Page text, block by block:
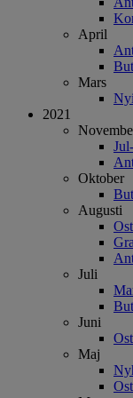
April
Mars
2021
Oktober
Augusti
Juli
Juni
Maj